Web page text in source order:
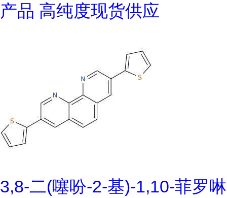
产品 高纯度现货供应
3,8-二(噻吩-2-基)-1,10-菲罗啉